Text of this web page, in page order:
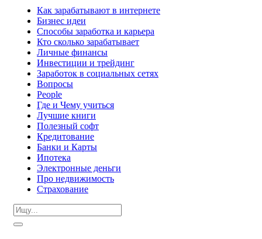
Как зарабатывают в интернете
Бизнес идеи
Способы заработка и карьера
Кто сколько зарабатывает
Личные финансы
Инвестиции и трейдинг
Заработок в социальных сетях
Вопросы
People
Где и Чему учиться
Лучшие книги
Полезный софт
Кредитование
Банки и Карты
Ипотека
Электронные деньги
Про недвижимость
Страхование